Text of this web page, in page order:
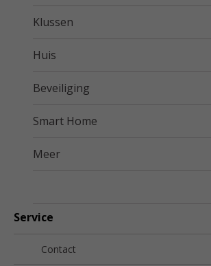
Klussen
Huis
Beveiliging
Smart Home
Meer
Service
Contact